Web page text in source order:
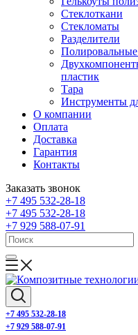
Стеклоткани
Стекломаты
Разделители
пластик
Тара
Инструменты
О компании
Оплата
Доставка
Гарантия
Контакты
Заказать звонок
+7 495 532-28-18
+7 495 532-28-18
+7 929 588-07-91
+7 495 532-28-18
+7 929 588-07-91